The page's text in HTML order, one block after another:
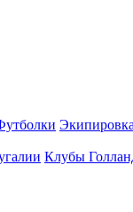
Экипировка
Клубы